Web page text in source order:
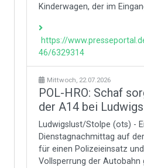
Kinderwagen, der im
https://
46/6329314
Mittwoch, 22.07.2026
POL-HRO: Schaf
der A14 bei
Ludwigslust/Stolpe (ots) -
Dienstagnachmittag auf
für einen Polizeieinsatz
Vollsperrung der Autobahn